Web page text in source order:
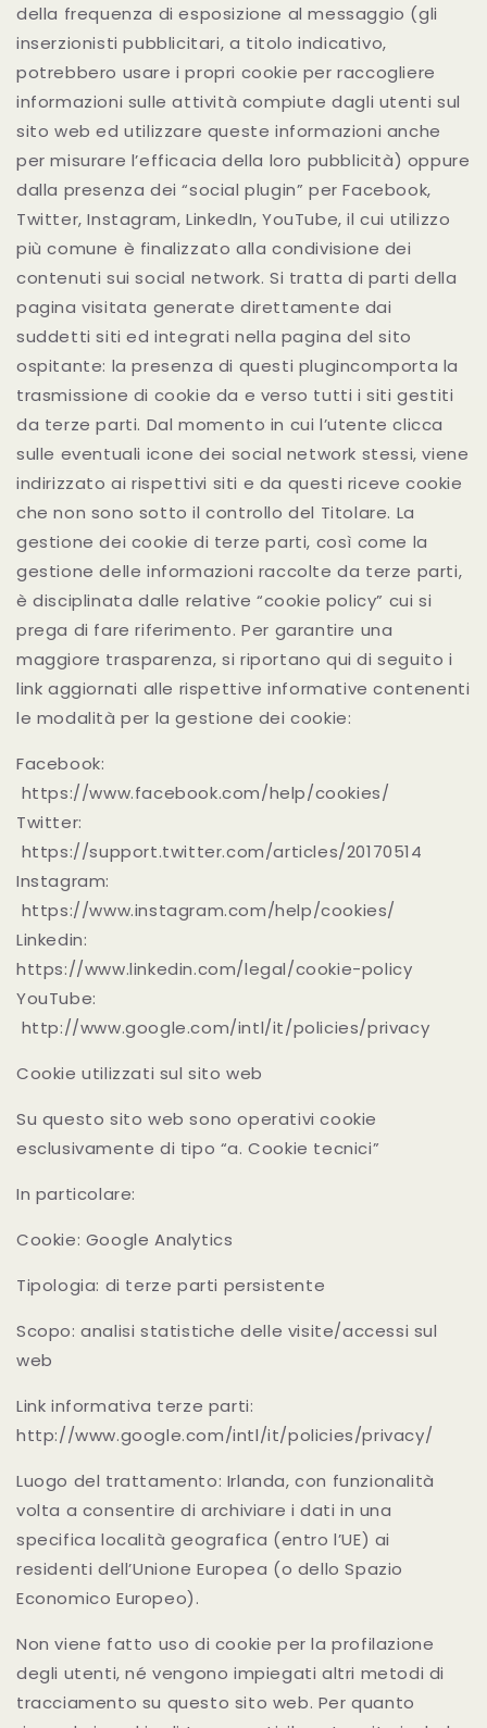
della frequenza di esposizione al messaggio (gli
inserzionisti pubblicitari, a titolo indicativo,
potrebbero usare i propri cookie per raccogliere
informazioni sulle attività compiute dagli utenti sul
sito web ed utilizzare queste informazioni anche
per misurare l’efficacia della loro pubblicità) oppure
dalla presenza dei “social plugin” per Facebook,
Twitter, Instagram, LinkedIn, YouTube, il cui utilizzo
più comune è finalizzato alla condivisione dei
contenuti sui social network. Si tratta di parti della
pagina visitata generate direttamente dai
suddetti siti ed integrati nella pagina del sito
ospitante: la presenza di questi plugincomporta la
trasmissione di cookie da e verso tutti i siti gestiti
da terze parti. Dal momento in cui l’utente clicca
sulle eventuali icone dei social network stessi, viene
indirizzato ai rispettivi siti e da questi riceve cookie
che non sono sotto il controllo del Titolare. La
gestione dei cookie di terze parti, così come la
gestione delle informazioni raccolte da terze parti,
è disciplinata dalle relative “cookie policy” cui si
prega di fare riferimento. Per garantire una
maggiore trasparenza, si riportano qui di seguito i
link aggiornati alle rispettive informative contenenti
le modalità per la gestione dei cookie:
Facebook:
https://www.facebook.com/help/cookies/
Twitter:
https://support.twitter.com/articles/20170514
Instagram:
https://www.instagram.com/help/cookies/
Linkedin:
https://www.linkedin.com/legal/cookie-policy
YouTube:
http://www.google.com/intl/it/policies/privacy
Cookie utilizzati sul sito web
Su questo sito web sono operativi cookie
esclusivamente di tipo “a. Cookie tecnici”
In particolare:
Cookie: Google Analytics
Tipologia: di terze parti persistente
Scopo: analisi statistiche delle visite/accessi sul
web
Link informativa terze parti:
http://www.google.com/intl/it/policies/privacy/
Luogo del trattamento: Irlanda, con funzionalità
volta a consentire di archiviare i dati in una
specifica località geografica (entro l’UE) ai
residenti dell’Unione Europea (o dello Spazio
Economico Europeo).
Non viene fatto uso di cookie per la profilazione
degli utenti, né vengono impiegati altri metodi di
tracciamento su questo sito web. Per quanto